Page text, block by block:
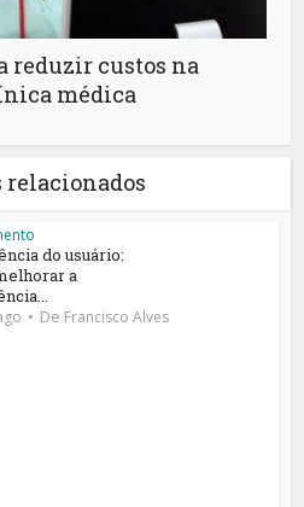
reduzir custos na
médica
do usuário:
a
De Francisco Alves